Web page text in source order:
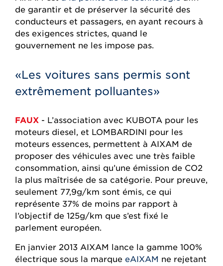
de garantir et de préserver la sécurité des
conducteurs et passagers, en ayant recours à
des exigences strictes, quand le
gouvernement ne les impose pas.
«Les voitures sans permis sont
extrêmement polluantes»
FAUX - L’association avec KUBOTA pour les
moteurs diesel, et LOMBARDINI pour les
moteurs essences, permettent à AIXAM de
proposer des véhicules avec une très faible
consommation, ainsi qu’une émission de CO2
la plus maîtrisée de sa catégorie. Pour preuve,
seulement 77,9g/km sont émis, ce qui
représente 37% de moins par rapport à
l’objectif de 125g/km que s’est fixé le
parlement européen.
En janvier 2013 AIXAM lance la gamme 100%
électrique sous la marque eAIXAM ne rejetant